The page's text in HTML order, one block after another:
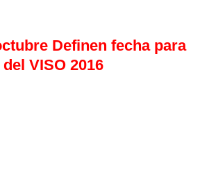
Definen fecha para
VISO 2016